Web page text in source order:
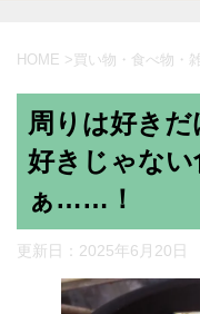
HOME > 買い物・食べ物・
周りは好き
好きじゃな
ぁ……！
更新日： 2025年6月20日